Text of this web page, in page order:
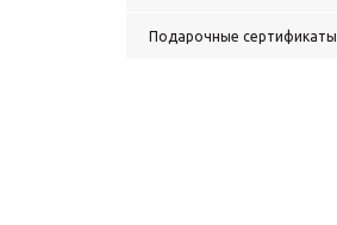
Подарочные сертификаты